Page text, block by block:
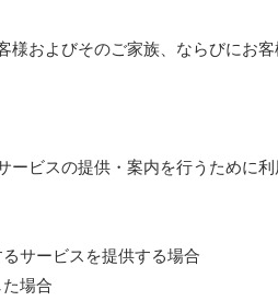
およびそのご家族、ならびにお
ビスの提供・案内を行うために利
サービスを提供する場合
場合